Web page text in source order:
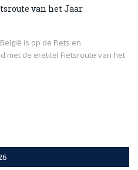
van het Jaar
is op de Fiets en
met de eretitel Fietsroute van het